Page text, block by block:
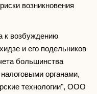
возникновения
к возбуждению
и его подельников
большинства
органами,
технологии", ООО